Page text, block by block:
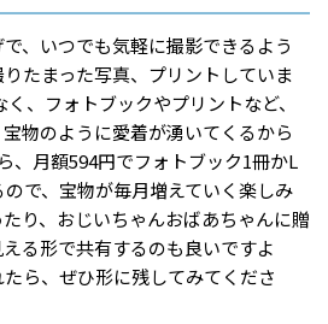
、いつでも気軽に撮影できるよう
たまった写真、プリントしていま
、フォトブックやプリントなど、
物のように愛着が湧いてくるから
、月額594円でフォトブック1冊かL
で、宝物が毎月増えていく楽しみ
り、おじいちゃんおばあちゃんに贈
る形で共有するのも良いですよ
ら、ぜひ形に残してみてくださ